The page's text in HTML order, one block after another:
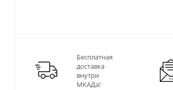
Бесплатная
доставка
внутри
МКАДа!